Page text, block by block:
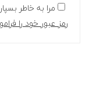
مرا به خاطر
رمز عبور خود را